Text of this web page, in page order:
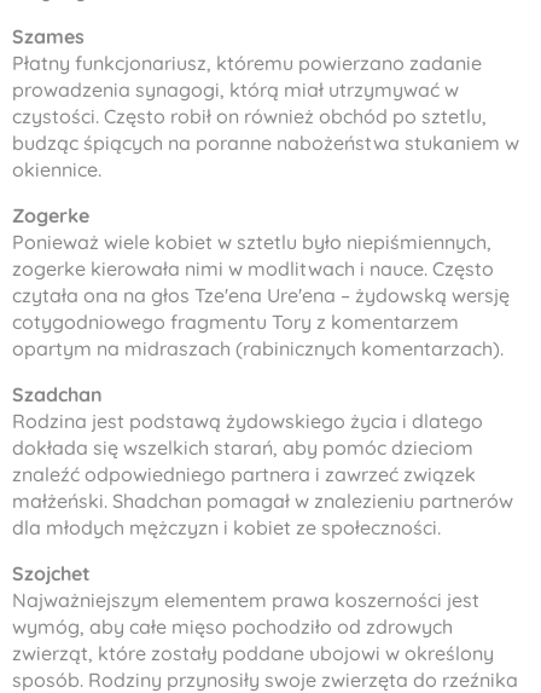
Szames
Płatny funkcjonariusz, któremu powierzano zadanie
prowadzenia synagogi, którą miał utrzymywać w
czystości. Często robił on również obchód po sztetlu,
budząc śpiących na poranne nabożeństwa stukaniem w
okiennice.
Zogerke
Ponieważ wiele kobiet w sztetlu było niepiśmiennych,
zogerke kierowała nimi w modlitwach i nauce. Często
czytała ona na głos Tze'ena Ure'ena – żydowską wersję
cotygodniowego fragmentu Tory z komentarzem
opartym na midraszach (rabinicznych komentarzach).
Szadchan
Rodzina jest podstawą żydowskiego życia i dlatego
dokłada się wszelkich starań, aby pomóc dzieciom
znaleźć odpowiedniego partnera i zawrzeć związek
małżeński. Shadchan pomagał w znalezieniu partnerów
dla młodych mężczyzn i kobiet ze społeczności.
Szojchet
Najważniejszym elementem prawa koszerności jest
wymóg, aby całe mięso pochodziło od zdrowych
zwierząt, które zostały poddane ubojowi w określony
sposób. Rodziny przynosiły swoje zwierzęta do rzeźnika